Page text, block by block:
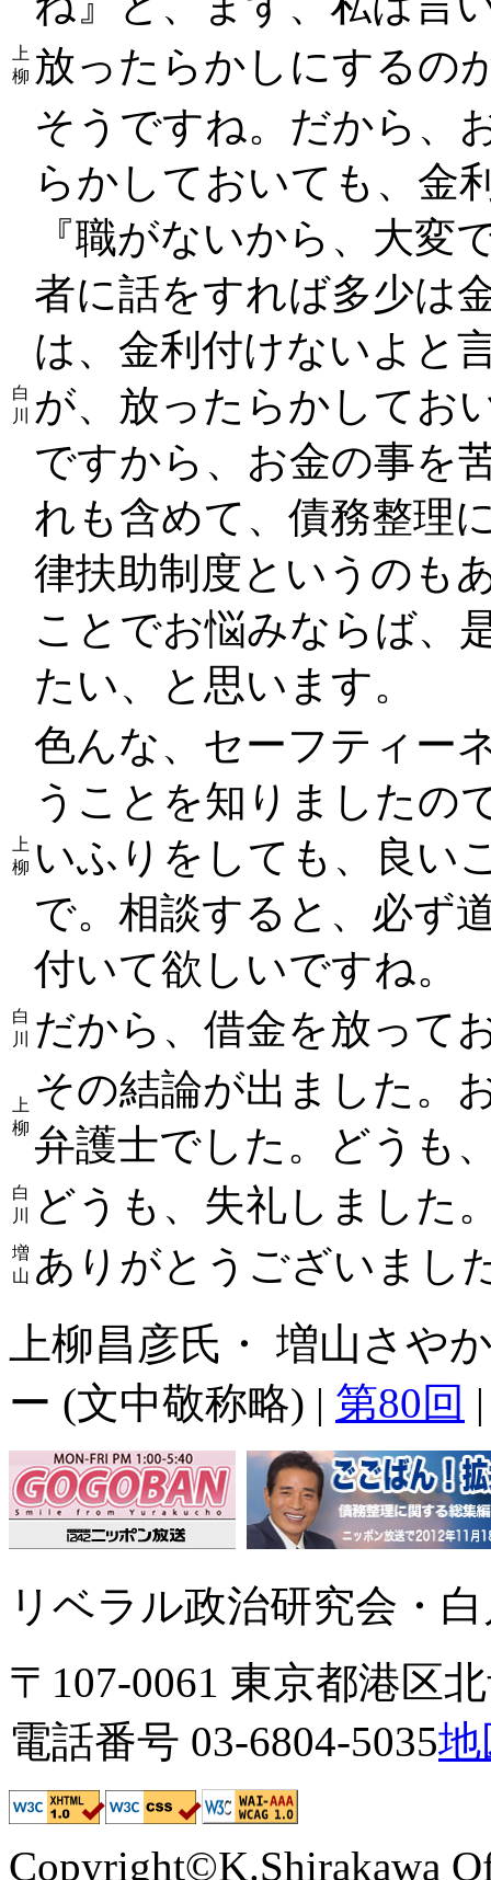
上
柳 放ったらかしにするの
白
川
そうですね。だから、
らかしておいても、金
『職がないから、大変
者に話をすれば多少は
は、金利付けないよと
が、放ったらかしてお
ですから、お金の事を
れも含めて、債務整理
律扶助制度というのも
ことでお悩みならば、
たい、と思います。
上
柳
色んな、セーフティー
うことを知りましたの
いふりをしても、良い
で。相談すると、必ず
付いて欲しいですね。
白
川
だから、借金を放って
上
柳
その結論が出ました。
弁護士でした。どうも
白
川
どうも、失礼しました
増
山 ありがとうございまし
上柳昌彦氏・ 増山さや
ー (文中敬称略) | 第80回
リベラル政治研究会・
〒107-0061 東京都港区
電話番号 03-6804-5035地
Copyright©K.Shirakawa